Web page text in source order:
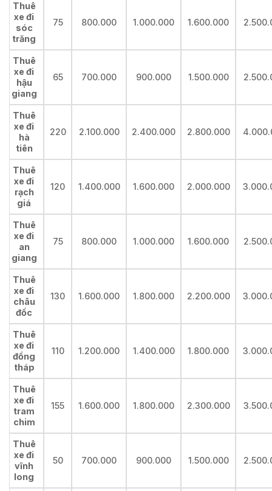
Thuê
xe đi
sóc
trăng
75 800.000 1.000.000 1.600.000
Thuê
xe đi
hậu
giang
65 700.000 900.000 1.500.000
Thuê
xe đi
hà
tiên
220 2.100.000 2.400.000 2.800.000
Thuê
xe đi
rạch
giá
120 1.400.000 1.600.000 2.000.000
Thuê
xe đi
an
giang
75 800.000 1.000.000 1.600.000
Thuê
xe đi
châu
đốc
130 1.600.000 1.800.000 2.200.000
Thuê
xe đi
đồng
tháp
110 1.200.000 1.400.000 1.800.000
Thuê
xe đi
tram
chim
155 1.600.000 1.800.000 2.300.000
Thuê
xe đi
vĩnh
long
50 700.000 900.000 1.500.000